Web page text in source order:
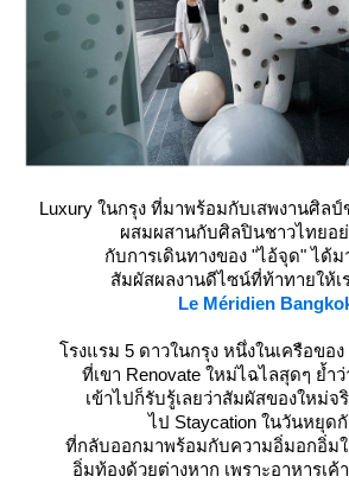
Luxury ในกรุง ที่มาพร้อมกับเสพงานศิล
ผสมผสานกับศิลปินชาวไทยอย่
กับการเดินทางของ "ไอ้จุด" ได้
สัมผัสผลงานดีไซน์ที่ท้าทายให้เ
Le Méridien
รงแรม 5 ดาวในกรุง หนึ่งในเครือของ
ที่เขา Renovate ใหม่ไฉไลสุดๆ ย้ำ
เข้าไปก็รับรู้เลยว่าสัมผัสของใหม่จริ
ไป Staycation ในวันหยุด
ที่กลับออกมาพร้อมกับความอิ่มอกอิ่ม
อิ่มท้องด้วยต่างหาก เพราะอาหารเค้